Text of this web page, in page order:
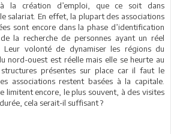
la création d’emploi, que ce soit dans
salariat. En effet, la plupart des associations
sont encore dans la phase d’identification
la recherche de personnes ayant un réel
Leur volonté de dynamiser les régions du
nord-ouest est réelle mais elle se heurte au
présentes sur place car il faut le
associations restent basées à la capitale.
limitent encore, le plus souvent, à des visites
cela serait-il suffisant ?